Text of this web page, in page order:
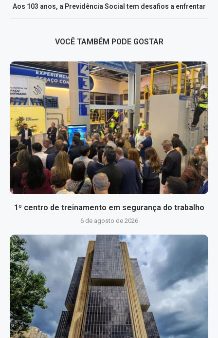
Aos 103 anos, a Previdência Social tem desafios a enfrentar
VOCÊ TAMBÉM PODE GOSTAR
1º centro de treinamento em segurança do trabalho
6 de agosto de 2026